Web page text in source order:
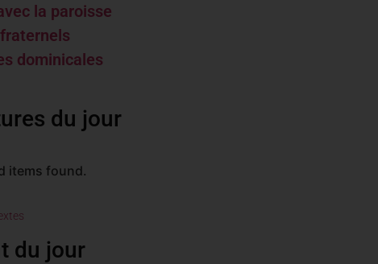
la paroisse
dominicales
du jour
items found.
du jour